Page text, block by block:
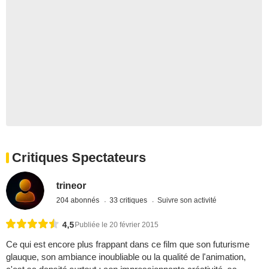
Critiques Spectateurs
trineor
204 abonnés 33 critiques Suivre son activité
4,5 Publiée le 20 février 2015
Ce qui est encore plus frappant dans ce film que son futurisme
glauque, son ambiance inoubliable ou la qualité de l'animation,